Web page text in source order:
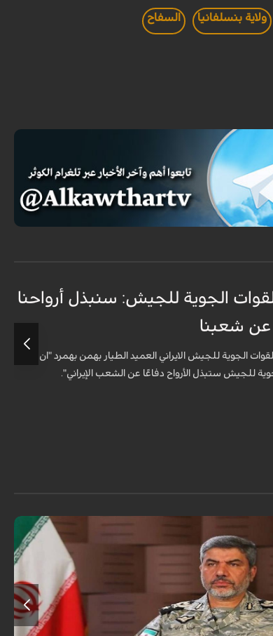
ولاية بنسلفانيا السفاح
الجوية للجيش: سنبذل أرواحنا
عن شعبنا
الجوية للجيش الايراني العميد الطيار بهمن بهمرد "ان
للجيش ستبذل الأرواح دفاعًا عن الشعب الإيراني".